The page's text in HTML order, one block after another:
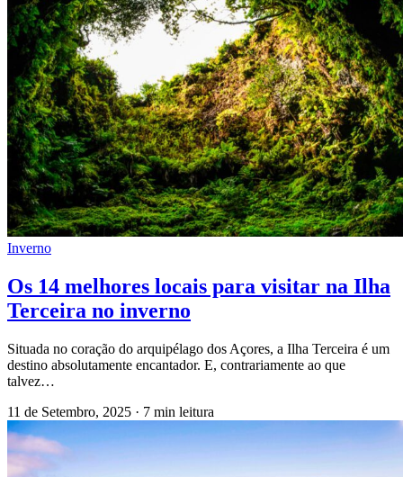
Inverno
Os 14 melhores locais para visitar na Ilha
Terceira no inverno
Situada no coração do arquipélago dos Açores, a Ilha Terceira é um
destino absolutamente encantador. E, contrariamente ao que
talvez…
11 de Setembro, 2025 · 7 min leitura